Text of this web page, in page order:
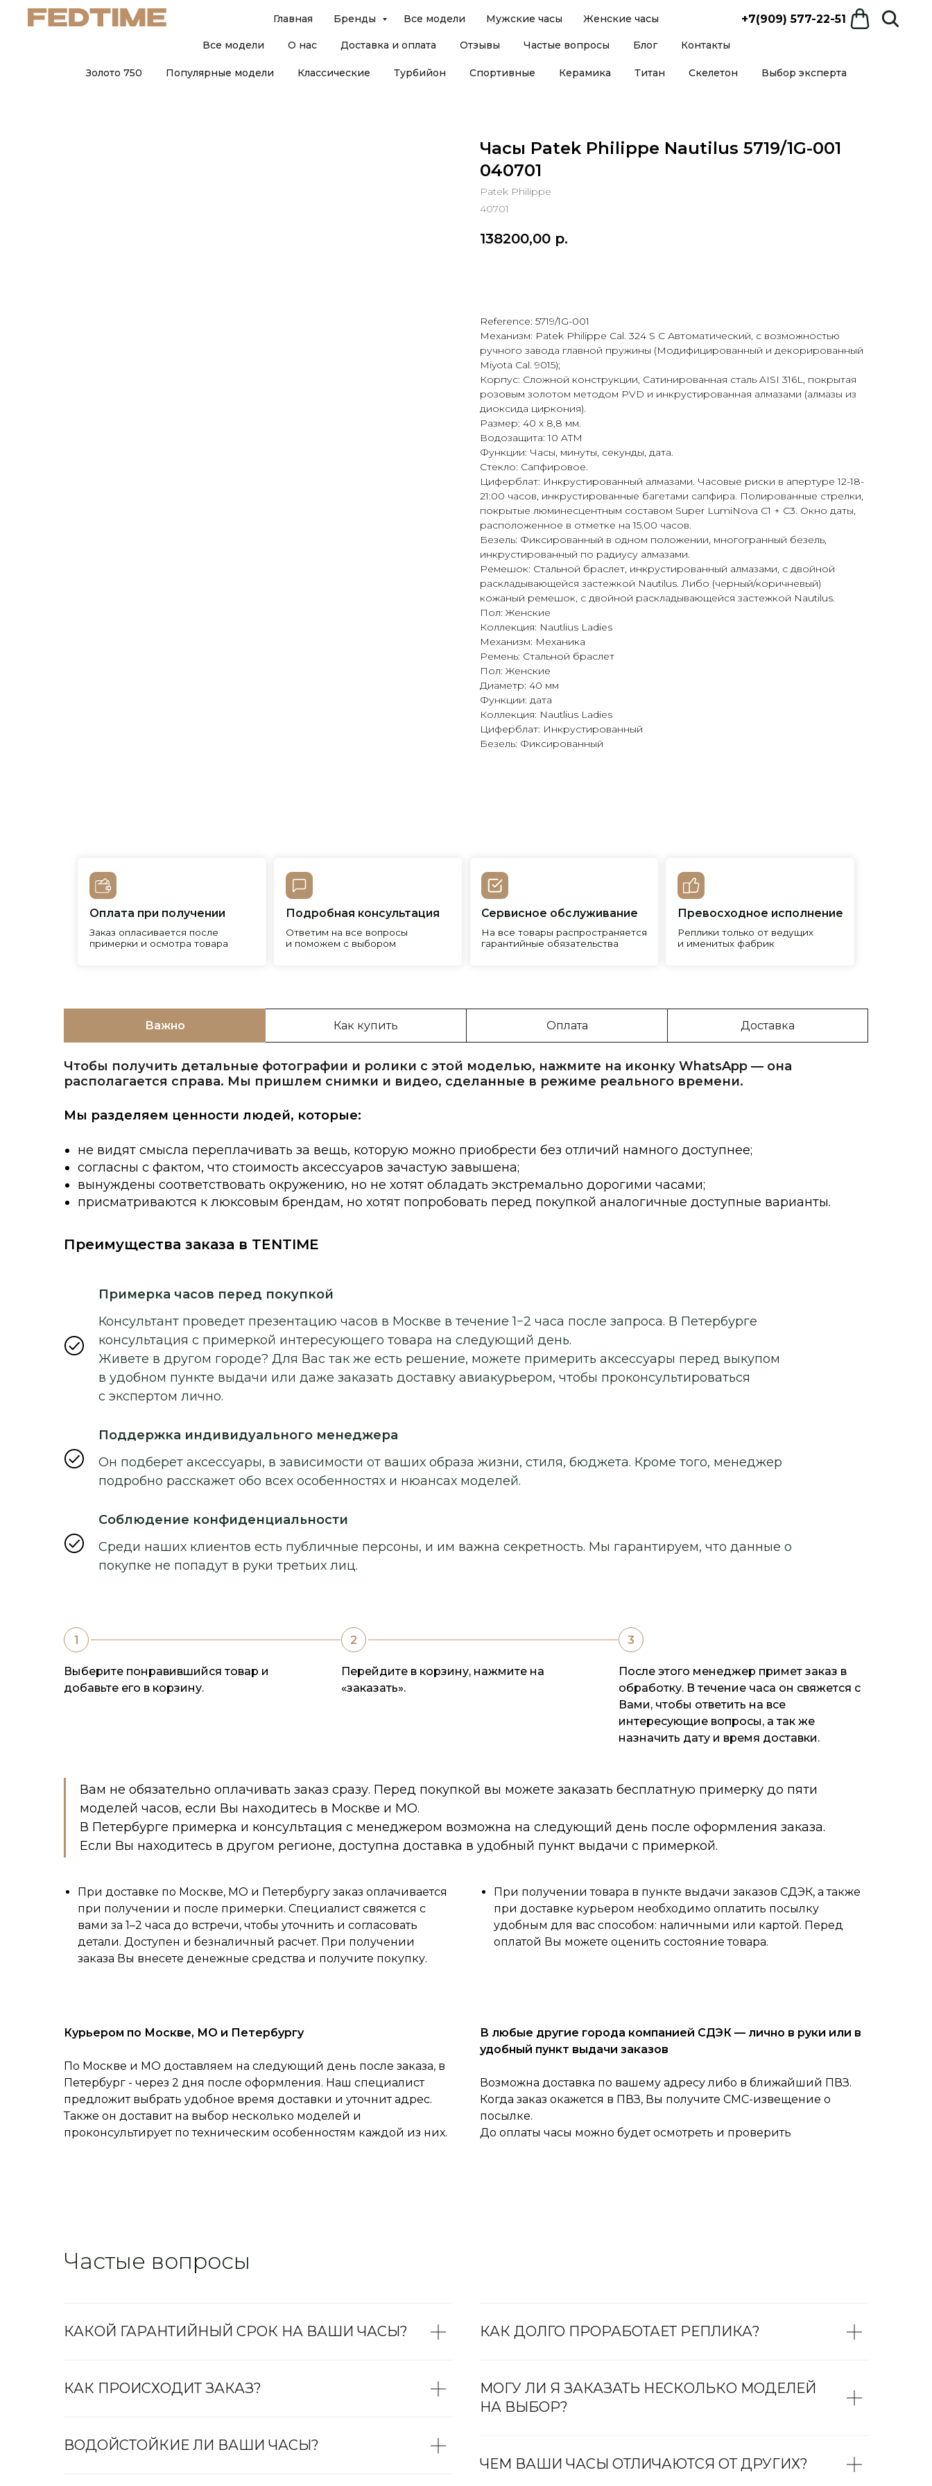
Все модели О нас Доставка и оплата Отзывы Частые вопросы Блог Контакты
Главная Бренды Все модели Мужские часы Женские часы +7(909) 577-22-51
Золото 750 Популярные модели Классические Турбийон Спортивные Керамика Титан Скелетон Выбор эксперта
Часы Patek Philippe Nautilus 5719/1G-001
040701
Patek Philippe
40701
138200,00 р.
Reference: 5719/1G-001
Механизм: Patek Philippe Cal. 324 S C Автоматический, с возможностью
ручного завода главной пружины (Модифицированный и декорированный
Miyota Cal. 9015);
Корпус: Сложной конструкции, Сатинированная сталь AISI 316L, покрытая
розовым золотом методом PVD и инкрустированная алмазами (алмазы из
диоксида циркония).
Размер: 40 х 8,8 мм.
Водозащита: 10 ATM
Функции: Часы, минуты, секунды, дата.
Стекло: Сапфировое.
Циферблат: Инкрустированный алмазами. Часовые риски в апертуре 12-18-
21:00 часов, инкрустированные багетами сапфира. Полированные стрелки,
покрытые люминесцентным составом Super LumiNova С1 + С3. Окно даты,
расположенное в отметке на 15.00 часов.
Безель: Фиксированный в одном положении, многогранный безель,
инкрустированный по радиусу алмазами.
Ремешок: Стальной браслет, инкрустированный алмазами, с двойной
раскладывающейся застежкой Nautilus. Либо (черный/коричневый)
кожаный ремешок, с двойной раскладывающейся застежкой Nautilus.
Пол: Женские
Коллекция: Nautlius Ladies
Механизм: Механика
Ремень: Стальной браслет
Пол: Женские
Диаметр: 40 мм
Функции: дата
Коллекция: Nautlius Ladies
Циферблат: Инкрустированный
Безель: Фиксированный
Важно Как купить Оплата Доставка
Чтобы получить детальные фотографии и ролики с этой моделью, нажмите на иконку WhatsApp — она
располагается справа. Мы пришлем снимки и видео, сделанные в режиме реального времени.
Мы разделяем ценности людей, которые:
не видят смысла переплачивать за вещь, которую можно приобрести без отличий намного доступнее;
согласны с фактом, что стоимость аксессуаров зачастую завышена;
вынуждены соответствовать окружению, но не хотят обладать экстремально дорогими часами;
присматриваются к люксовым брендам, но хотят попробовать перед покупкой аналогичные доступные варианты.
Преимущества заказа в TENTIME
Примерка часов перед покупкой
Консультант проведет презентацию часов в Москве в течение 1−2 часа после запроса. В Петербурге
консультация с примеркой интересующего товара на следующий день.
Живете в другом городе? Для Вас так же есть решение, можете примерить аксессуары перед выкупом
в удобном пункте выдачи или даже заказать доставку авиакурьером, чтобы проконсультироваться
с экспертом лично.
Поддержка индивидуального менеджера
Он подберет аксессуары, в зависимости от ваших образа жизни, стиля, бюджета. Кроме того, менеджер
подробно расскажет обо всех особенностях и нюансах моделей.
Соблюдение конфиденциальности
Среди наших клиентов есть публичные персоны, и им важна секретность. Мы гарантируем, что данные о
покупке не попадут в руки третьих лиц.
Выберите понравившийся товар и
добавьте его в корзину.
Перейдите в корзину, нажмите на
«заказать».
После этого менеджер примет заказ в
обработку. В течение часа он свяжется с
Вами, чтобы ответить на все
интересующие вопросы, а так же
назначить дату и время доставки.
Вам не обязательно оплачивать заказ сразу. Перед покупкой вы можете заказать бесплатную примерку до пяти
моделей часов, если Вы находитесь в Москве и МО.
В Петербурге примерка и консультация с менеджером возможна на следующий день после оформления заказа.
Если Вы находитесь в другом регионе, доступна доставка в удобный пункт выдачи с примеркой.
При доставке по Москве, МО и Петербургу заказ оплачивается
при получении и после примерки. Специалист свяжется с
вами за 1–2 часа до встречи, чтобы уточнить и согласовать
детали. Доступен и безналичный расчет. При получении
заказа Вы внесете денежные средства и получите покупку.
При получении товара в пункте выдачи заказов СДЭК, а также
при доставке курьером необходимо оплатить посылку
удобным для вас способом: наличными или картой. Перед
оплатой Вы можете оценить состояние товара.
Курьером по Москве, МО и Петербургу
По Москве и МО доставляем на следующий день после заказа, в
Петербург - через 2 дня после оформления. Наш специалист
предложит выбрать удобное время доставки и уточнит адрес.
Также он доставит на выбор несколько моделей и
проконсультирует по техническим особенностям каждой из них.
В любые другие города компанией СДЭК — лично в руки или в
удобный пункт выдачи заказов
Возможна доставка по вашему адресу либо в ближайший ПВЗ.
Когда заказ окажется в ПВЗ, Вы получите СМС-извещение о
посылке.
До оплаты часы можно будет осмотреть и проверить
Частые вопросы
КАКОЙ ГАРАНТИЙНЫЙ СРОК НА ВАШИ ЧАСЫ?
КАК ПРОИСХОДИТ ЗАКАЗ?
ВОДОЙСТОЙКИЕ ЛИ ВАШИ ЧАСЫ?
КАК ДОЛГО ПРОРАБОТАЕТ РЕПЛИКА?
МОГУ ЛИ Я ЗАКАЗАТЬ НЕСКОЛЬКО МОДЕЛЕЙ
НА ВЫБОР?
ЧЕМ ВАШИ ЧАСЫ ОТЛИЧАЮТСЯ ОТ ДРУГИХ?